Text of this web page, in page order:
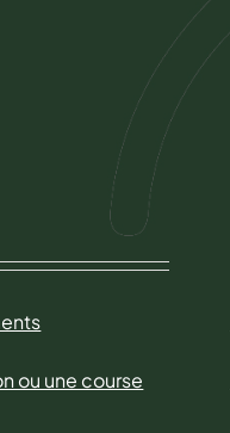
ou une course